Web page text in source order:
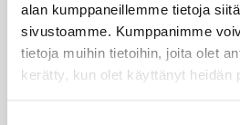
alan kumppaneillemme tietoja
sivustoamme. Kumppanimme
tietoja muihin tietoihin, joita olet
kerätty, kun olet käyttänyt heidän
Onnistuneita
yrityskauppoja Yrityssalon